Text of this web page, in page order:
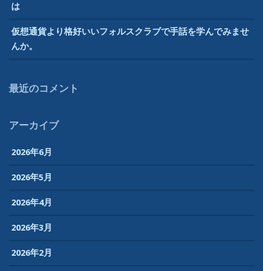
検
は
仮想通貨より格好いいフォルスクラブで手話を学んでみませ
んか。
最近のコメント
アーカイブ
2026年6月
2026年5月
2026年4月
2026年3月
2026年2月